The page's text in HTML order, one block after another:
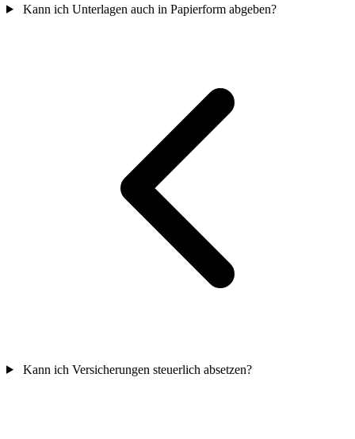
Kann ich Unterlagen auch in Papierform abgeben?
Kann ich Versicherungen steuerlich absetzen?